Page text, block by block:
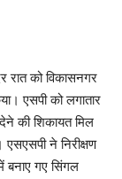
को विकासनगर
एसपी को लगातार
देने की शिकायत मिल
एसएसपी ने निरीक्षण
बनाए गए सिंगल